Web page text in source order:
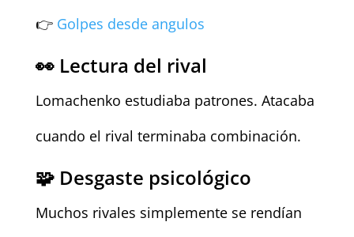
👉 Golpes desde angulos
👀 Lectura del rival
Lomachenko estudiaba patrones. Atacaba
cuando el rival terminaba combinación.
🧩 Desgaste psicológico
Muchos rivales simplemente se rendían